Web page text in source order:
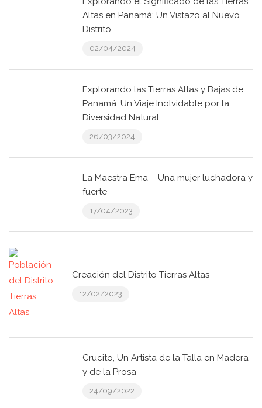
Altas en Panamá: Un Vistazo al Nuevo
Distrito
02/04/2024
Explorando las Tierras Altas y Bajas de
Panamá: Un Viaje Inolvidable por la
Diversidad Natural
26/03/2024
La Maestra Ema – Una mujer luchadora y
fuerte
17/04/2023
Creación del Distrito Tierras Altas
12/02/2023
Crucito, Un Artista de la Talla en Madera
y de la Prosa
24/09/2022